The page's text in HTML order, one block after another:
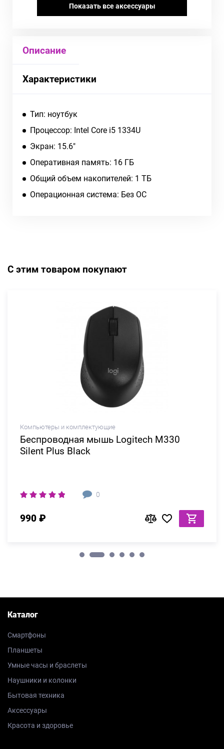
Показать все аксессуары
Описание
Характеристики
Тип: ноутбук
Процессор: Intel Core i5 1334U
Экран: 15.6"
Оперативная память: 16 ГБ
Общий объем накопителей: 1 ТБ
Операционная система: Без ОС
С этим товаром покупают
Компьютеры и комплектующие
Беспроводная мышь Logitech M330
Silent Plus Black
0
990 ₽
Каталог
Смартфоны
Планшеты
Умные часы и браслеты
Наушники и колонки
Бытовая техника
Аксессуары
Красота и здоровье